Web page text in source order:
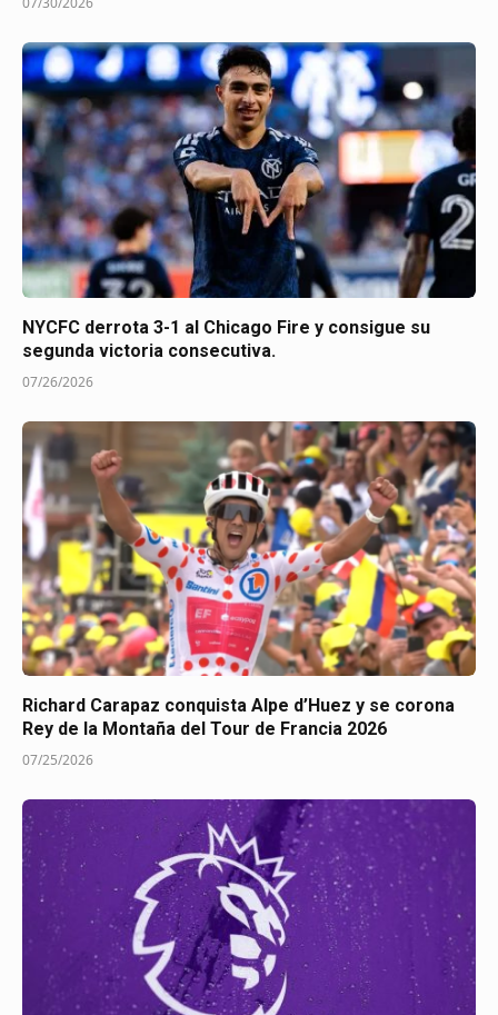
NYCFC derrota 3-1 al Chicago Fire y consigue su
segunda victoria consecutiva.
07/26/2026
Richard Carapaz conquista Alpe d’Huez y se corona
Rey de la Montaña del Tour de Francia 2026
07/25/2026